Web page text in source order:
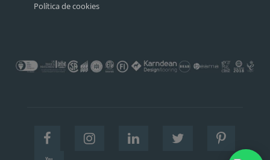
Política de cookies